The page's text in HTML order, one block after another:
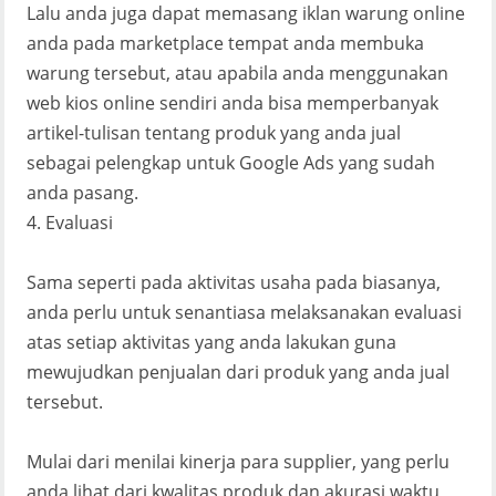
Lalu anda juga dapat memasang iklan warung online
anda pada marketplace tempat anda membuka
warung tersebut, atau apabila anda menggunakan
web kios online sendiri anda bisa memperbanyak
artikel-tulisan tentang produk yang anda jual
sebagai pelengkap untuk Google Ads yang sudah
anda pasang.
4. Evaluasi
Sama seperti pada aktivitas usaha pada biasanya,
anda perlu untuk senantiasa melaksanakan evaluasi
atas setiap aktivitas yang anda lakukan guna
mewujudkan penjualan dari produk yang anda jual
tersebut.
Mulai dari menilai kinerja para supplier, yang perlu